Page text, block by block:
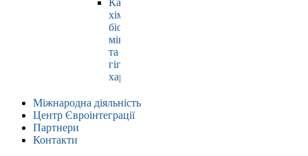
Кафедра
хімії,
біохімії,
мікробіології
та
гігієни
харчування
Міжнародна діяльність
Центр Євроінтеграції
Партнери
Контакти